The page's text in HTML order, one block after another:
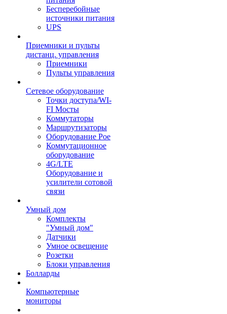
Бесперебойные
источники питания
UPS
Приемники и пульты
дистанц. управления
Приемники
Пульты управления
Сетевое оборудование
Точки доступа/WI-
FI Мосты
Коммутаторы
Маршрутизаторы
Оборудование Poe
Коммутационное
оборудование
4G/LTE
Оборудование и
усилители сотовой
связи
Умный дом
Комплекты
"Умный дом"
Датчики
Умное освещение
Розетки
Блоки управления
Болларды
Компьютерные
мониторы